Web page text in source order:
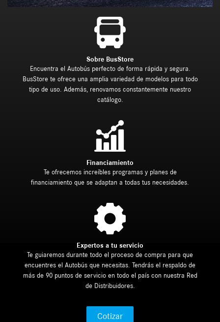
Sobre BusStore
Encuentra el Autobús perfecto de forma rápida y segura.
BusStore te ofrece una amplia variedad de modelos para todo
tipo de uso. Además, renovamos constantemente nuestro
catálogo.
Financiamiento
Te ofrecemos increíbles programas y planes de
financiamiento que se adaptan a todas tus necesidades.
Expertos a tu servicio
Te guiaremos durante todo el proceso de compra para que
encuentres el Autobús que necesitas. Tendrás el respaldo de
más de 90 puntos de servicio en todo el país con nuestra Red
de Distribuidores.
Cotizar